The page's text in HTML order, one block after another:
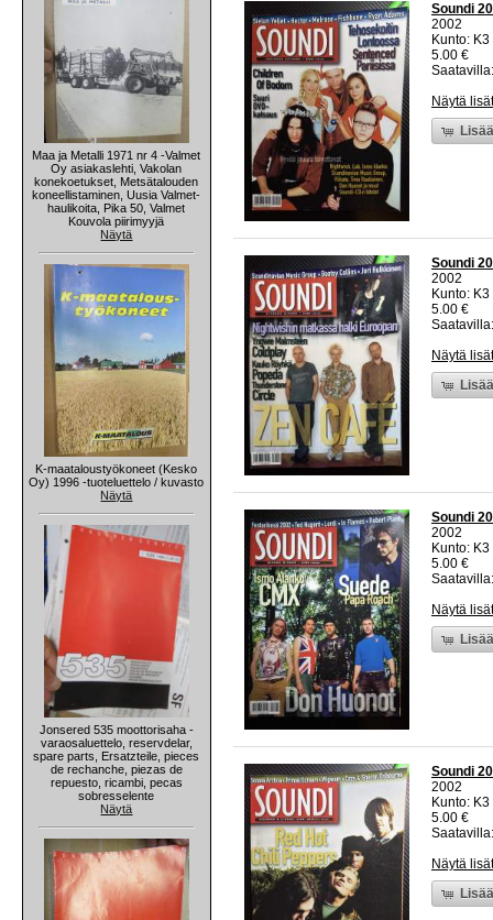
Maa ja Metalli 1971 nr 4 -Valmet
Oy asiakaslehti, Vakolan
konekoetukset, Metsätalouden
koneellistaminen, Uusia Valmet-
haulikoita, Pika 50, Valmet
Kouvola piirimyyjä
Näytä
K-maataloustyökoneet (Kesko
Oy) 1996 -tuoteluettelo / kuvasto
Näytä
Jonsered 535 moottorisaha -
varaosaluettelo, reservdelar,
spare parts, Ersatzteile, pieces
de rechanche, piezas de
repuesto, ricambi, pecas
sobresselente
Näytä
Soundi
2002
Kunto:
5.00 €
Näytä
Soundi
2002
Kunto:
5.00 €
Näytä
Soundi
2002
Kunto:
5.00 €
Näytä
Soundi
2002
Kunto:
5.00 €
Näytä